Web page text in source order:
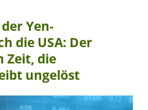
Yen-
die USA: Der
Zeit, die
ungelöst